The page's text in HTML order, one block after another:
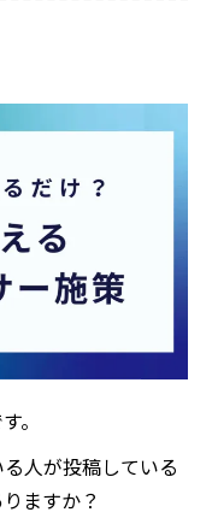
。
人が投稿している
ますか？